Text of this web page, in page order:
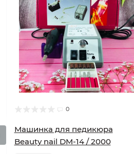
0
Машинка для педикюра
Beauty nail DM-14 / 2000